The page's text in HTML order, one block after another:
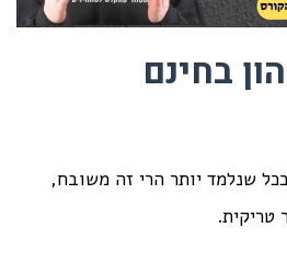
בחינם
שנלמד יותר הרי זה משובח,
טריקית.